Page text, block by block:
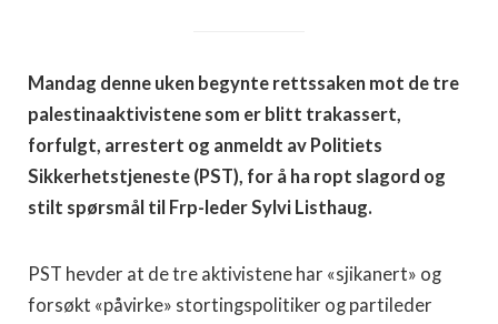
Mandag denne uken begynte rettssaken mot de tre
palestinaaktivistene som er blitt trakassert,
forfulgt, arrestert og anmeldt av Politiets
Sikkerhetstjeneste (PST), for å ha ropt slagord og
stilt spørsmål til Frp-leder Sylvi Listhaug.
PST hevder at de tre aktivistene har «sjikanert» og
forsøkt «påvirke» stortingspolitiker og partileder